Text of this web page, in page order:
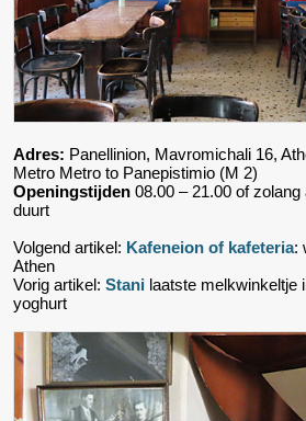
Adres: Panellinion, Mavromichali 16,
Metro Metro to Panepistimio (M 2)
Openingstijden 08.00 – 21.00 of
duurt
Volgend artikel: Kafeneion of kafeteria:
Athen
Vorig artikel: Stani laatste melkwinkeltje
yoghurt